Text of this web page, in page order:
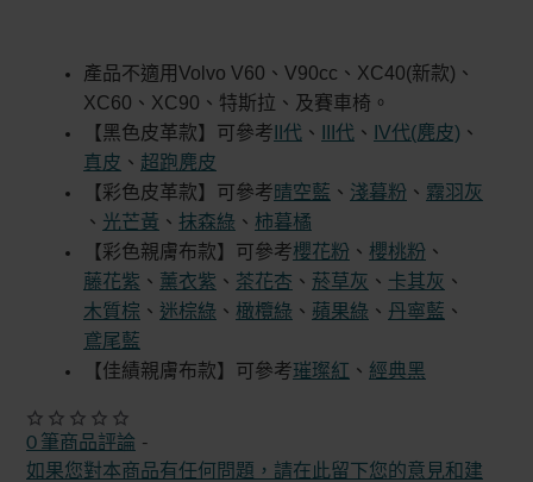
特價優惠
快速出貨產品不適用Volvo V60、V90cc、XC40(新款)、
XC60、XC90、特斯拉、及賽車椅。
【黑色皮革款】可參考 II代 、 III代 、 IV代(麂皮) 、
真皮 、 超跑麂皮
【彩色皮革款】可參考晴空藍 、 淺暮粉 、 霧羽灰
、 光芒黃 、 抹森綠 、 柿暮橘
【彩色親膚布款】可參考櫻花粉 、 櫻桃粉 、
藤花紫 、 薰衣紫 、 茶花杏 、 菸草灰 、 卡其灰 、
木質棕 、 迷棕綠 、 橄欖綠 、 蘋果綠 、 丹寧藍 、
鳶尾藍
【佳績親膚布款】可參考璀璨紅 、 經典黑
0 筆商品評論 -
如果您對本商品有任何問題，請在此留下您的意見和建